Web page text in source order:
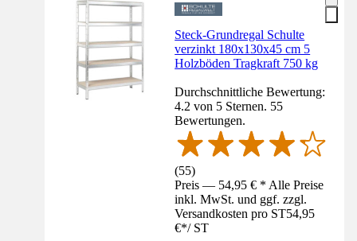
Steck-Grundregal Schulte
verzinkt 180x130x45 cm 5
Holzböden Tragkraft 750 kg
Durchschnittliche Bewertung:
4.2 von 5 Sternen. 55
Bewertungen.
(55)
Preis — 54,95 € * Alle Preise
inkl. MwSt. und ggf. zzgl.
Versandkosten pro ST54,95
€*/ ST